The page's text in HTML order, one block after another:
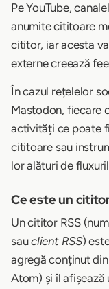
Pe YouTube,
anumite cititoare
cititor, iar acesta
externe creează
În cazul rețelelor
Mastodon, fiecare
activități ce poate
cititoare sau
lor alături de
Ce este un
Un cititor RSS
sauclient RSS)
agregă conținut
Atom) și îl